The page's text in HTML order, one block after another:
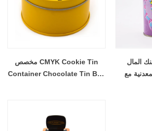
مخصص CMYK Cookie Tin
Container Chocolate Tin Box
المال
مع